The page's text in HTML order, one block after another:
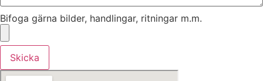
Bifoga gärna bilder, handlingar, ritningar m.m.
Skicka